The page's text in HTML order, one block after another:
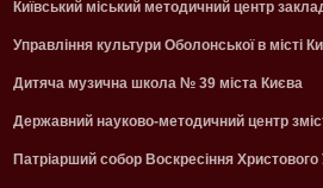
Київський міський методичний центр
Управління культури Оболонської в місті
Дитяча музична школа № 39 міста Києва
Державний науково-методичний центр
Патріарший собор Воскресіння